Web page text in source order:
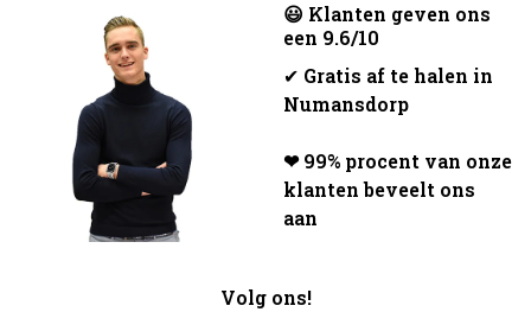
😃 Klanten geven ons
een 9.6/10
✔ Gratis af te halen in
Numansdorp
❤ 99% procent van onze
klanten beveelt ons
aan
Volg ons!